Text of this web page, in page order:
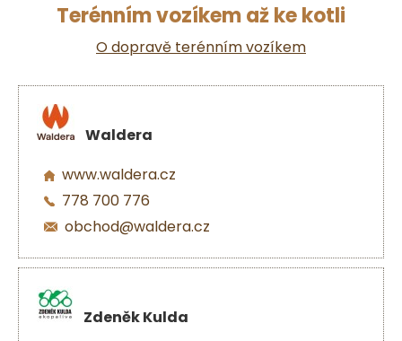
Terénním vozíkem až ke kotli
O dopravě terénním vozíkem
Waldera
www.waldera.cz
778 700 776
obchod@waldera.cz
Zdeněk Kulda